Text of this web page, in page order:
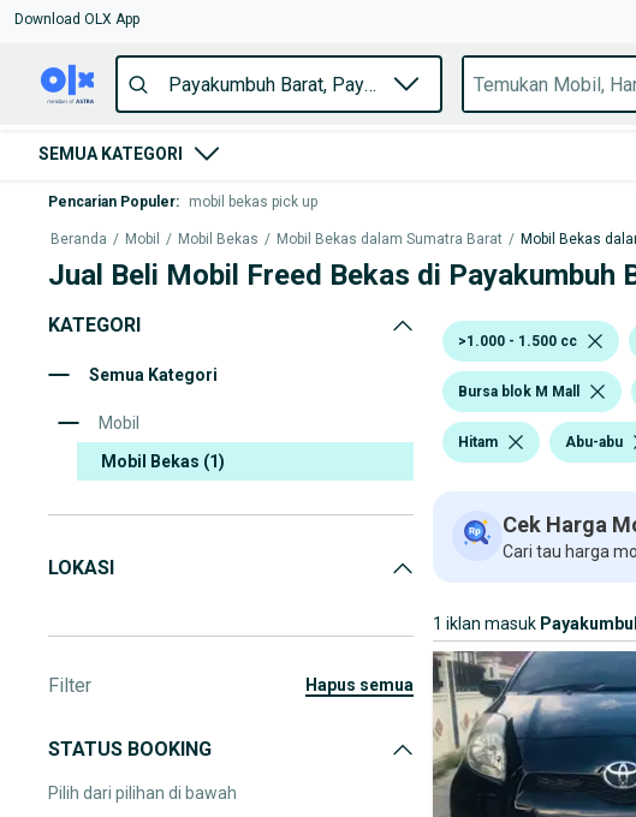
Download OLX App
SEMUA KATEGORI
Pencarian Populer: mobil bekas pick up
Beranda / Mobil / Mobil Bekas / Mobil Bekas dalam Sumatra Barat / Mobil Bekas
Jual Beli Mobil Freed Bekas di Payakumbuh
KATEGORI
Semua Kategori
Mobil
Mobil Bekas (1)
LOKASI
Filter hapus semua
STATUS BOOKING
Pilih dari pilihan di bawah
>1.000 - 1.500 cc
Bursa blok M Mall
Hitam Abu-abu
Cek Harga
Cari tau harga
1 iklan masuk